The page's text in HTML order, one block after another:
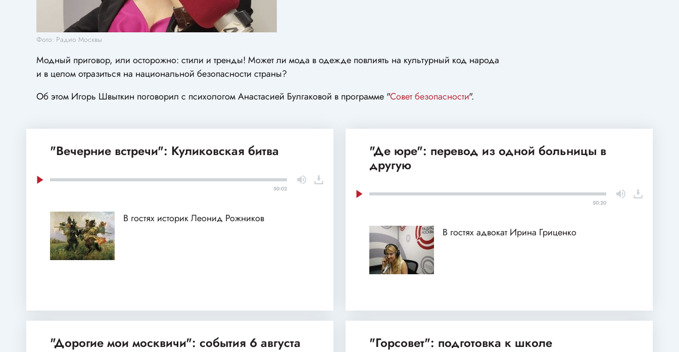
Фото: Радио Москвы
Модный приговор, или осторожно: стили и тренды! Может ли мода в одежде повлиять на культурный код народа
и в целом отразиться на национальной безопасности страны?
Об этом Игорь Швыткин поговорил с психологом Анастасией Булгаковой в программе "Совет безопасности".
"Вечерние встречи": Куликовская битва
50:02
В гостях историк Леонид Рожников
"Де юре": перевод из одной больницы в
другую
50:20
В гостях адвокат Ирина Гриценко
"Дорогие мои москвичи": события 6 августа "Горсовет": подготовка к школе